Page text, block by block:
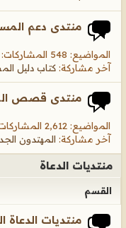
منتدى دعم
المواضيع: 548 المشاركات: 2,713
آخر مشاركة: كتاب دليل
منتدى قصص
المواضيع: 2,612 المشاركات: 17,753
آخر مشاركة: المهتدون
منتديات الدعاة
القسم
منتديات الدعاة